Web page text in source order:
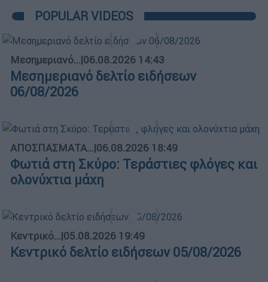
POPULAR VIDEOS
Μεσημεριανό...|06.08.2026 14:43
Μεσημεριανό δελτίο ειδήσεων
06/08/2026
ΑΠΟΣΠΑΣΜΑΤΑ...|06.08.2026 18:49
Φωτιά στη Σκύρο: Τεράστιες φλόγες και
ολονύχτια μάχη
Κεντρικό...|05.08.2026 19:49
Κεντρικό δελτίο ειδήσεων 05/08/2026